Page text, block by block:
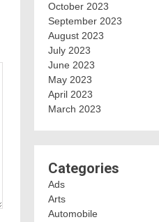
October 2023
September 2023
August 2023
July 2023
June 2023
May 2023
April 2023
March 2023
Categories
Ads
Arts
Automobile